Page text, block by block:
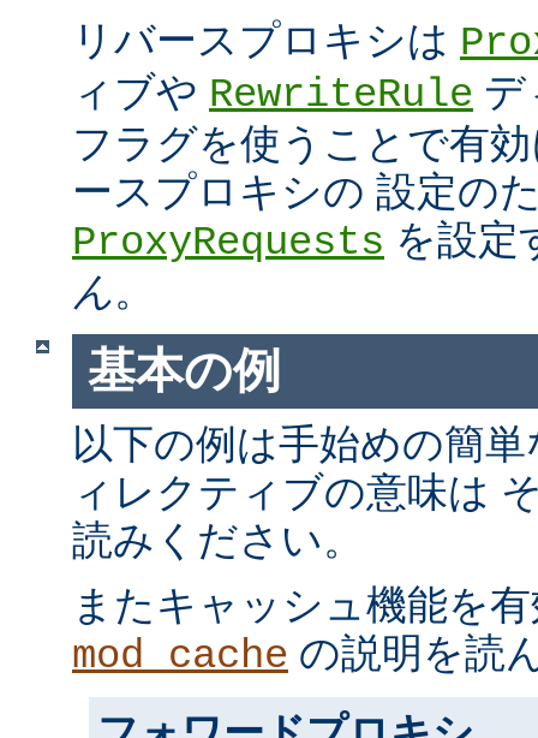
リバースプロキシは
ィブや RewriteRule
フラグを使うことで有
ースプロキシの 設定の
ProxyRequests を設定
ん。
基本の例
以下の例は手始めの簡
ィレクティブの意味は
読みください。
またキャッシュ機能を
mod_cache の説明を読